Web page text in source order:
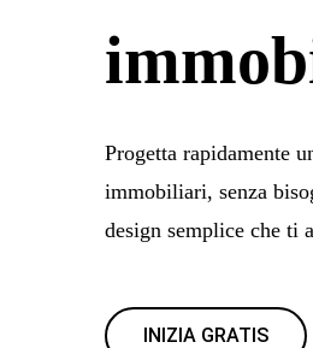
Progetta rapidamente
immobiliari, senza
design semplice che ti
INIZIA GRATIS